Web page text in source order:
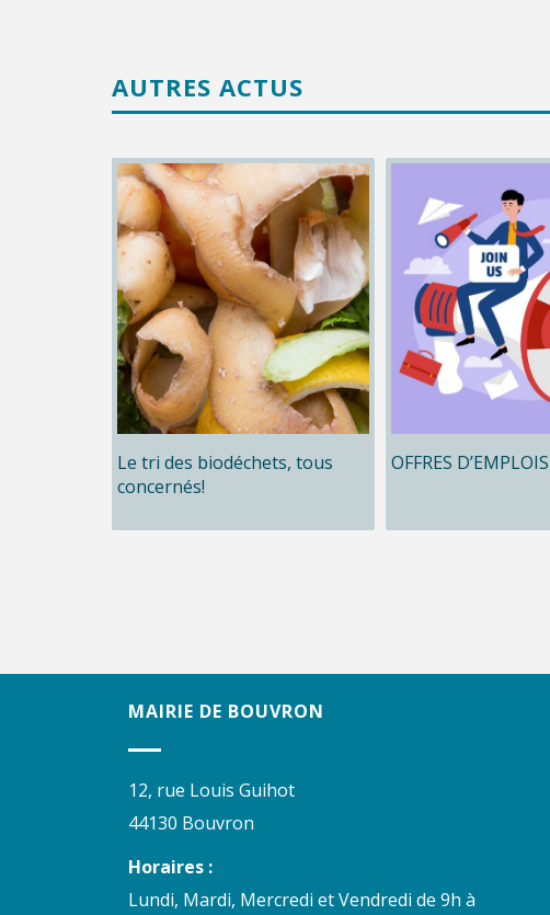
AUTRES ACTUS
Le tri des biodéchets, tous
concernés!
OFFRES D’EMPLOIS
MAIRIE DE BOUVRON
12, rue Louis Guihot
44130 Bouvron
Horaires :
Lundi, Mardi, Mercredi et Vendredi de 9h à